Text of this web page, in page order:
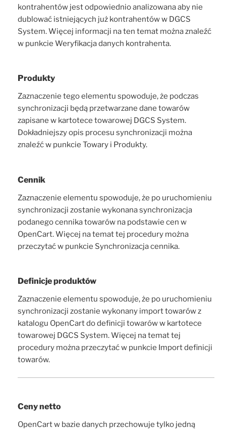
kontrahentów jest odpowiednio analizowana aby nie
dublować istniejących już kontrahentów w DGCS
System. Więcej informacji na ten temat można znaleźć
w punkcie Weryfikacja danych kontrahenta.
Produkty
Zaznaczenie tego elementu spowoduje, że podczas
synchronizacji będą przetwarzane dane towarów
zapisane w kartotece towarowej DGCS System.
Dokładniejszy opis procesu synchronizacji można
znaleźć w punkcie Towary i Produkty.
Cennik
Zaznaczenie elementu spowoduje, że po uruchomieniu
synchronizacji zostanie wykonana synchronizacja
podanego cennika towarów na podstawie cen w
OpenCart. Więcej na temat tej procedury można
przeczytać w punkcie Synchronizacja cennika.
Definicje produktów
Zaznaczenie elementu spowoduje, że po uruchomieniu
synchronizacji zostanie wykonany import towarów z
katalogu OpenCart do definicji towarów w kartotece
towarowej DGCS System. Więcej na temat tej
procedury można przeczytać w punkcie Import definicji
towarów.
Ceny netto
OpenCart w bazie danych przechowuje tylko jedną